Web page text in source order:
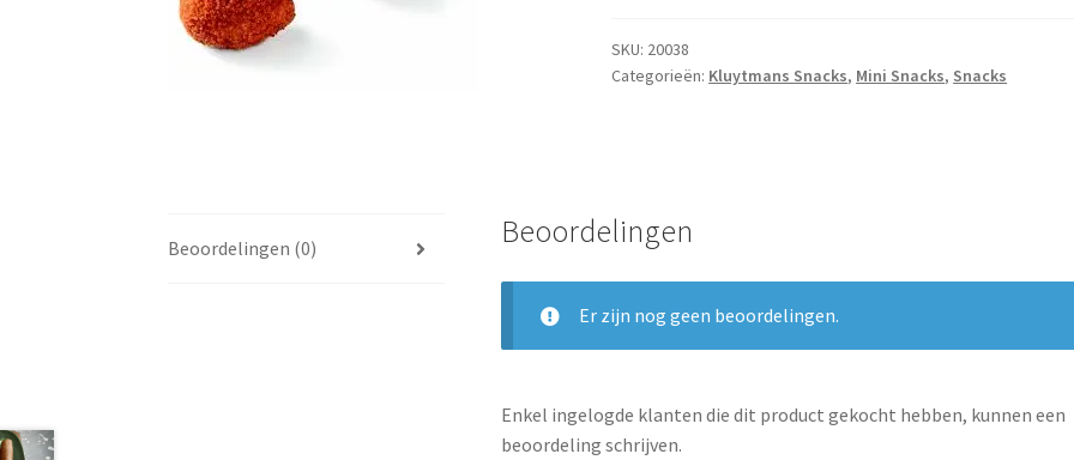
SKU: 20038
Categorieën: Kluytmans Snacks, Mini Snacks, Snacks
Beoordelingen (0) Beoordelingen
Er zijn nog geen beoordelingen.
Enkel ingelogde klanten die dit product gekocht hebben, kunnen een
beoordeling schrijven.